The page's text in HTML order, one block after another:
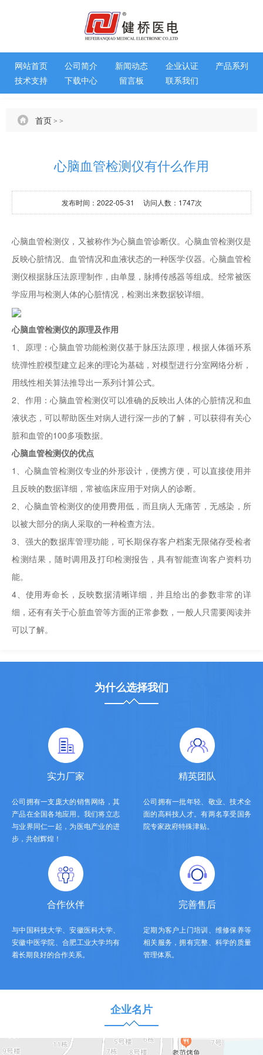
网站首页 公司简介 新闻动态 企业认证
产品系列
技术支持
下载中心 留言板 联系我们
首页 > >
心脑血管检测仪有什么作用
发布时间：2022-05-31 访问人数：1747次
心脑血管检测仪，又被称作为心脑血管诊断仪。心脑血管检测仪是
反映心脏情况、血管情况和血液状态的一种医学仪器。心脑血管检
测仪根据脉压法原理制作，由单显，脉搏传感器等组成。经常被医
学应用与检测人体的心脏情况，检测出来数据较详细。
心脑血管检测仪的原理及作用
1、原理：心脑血管功能检测仪基于脉压法原理，根据人体循环系
统弹性腔模型建立起来的理论为基础，对模型进行分室网络分析，
用线性相关算法推导出一系列计算公式。
2、作用：心脑血管检测仪可以准确的反映出人体的心脏情况和血
液状态，可以帮助医生对病人进行深一步的了解，可以获得有关心
脏和血管的100多项数据。
心脑血管检测仪的优点
1、心脑血管检测仪专业的外形设计，便携方便，可以直接使用并
且反映的数据详细，常被临床应用于对病人的诊断。
2、心脑血管检测仪的使用费用低，而且病人无痛苦，无感染，所
以被大部分的病人采取的一种检查方法。
3、强大的数据库管理功能，可长期保存客户档案无限储存受检者
检测结果，随时调用及打印检测报告，具有智能查询客户资料功
能。
4、使用寿命长，反映数据清晰详细，并且给出的参数非常的详
细，还有有关于心脏血管等方面的正常参数，一般人只需要阅读并
可以了解。
为什么选择我们
实力厂家
公司拥有一支庞大的销售网络，其
产品在全国各地应用。我们将立志
与业界同仁一起，为医电产业的进
步，共创辉煌！
精英团队
公司拥有一批年轻、敬业、技术全
面的高科技人才。有两名享受国务
院专家政府特殊津贴。
合作伙伴
与中国科技大学、安徽医科大学、
安徽中医学院、合肥工业大学均有
着长期良好的合作关系。
完善售后
定期为客户上门培训、维修保养等
相关服务，拥有完整、科学的质量
管理体系。
企业名片